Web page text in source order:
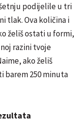
podijelile u tri
tlak. Ova količina i
želiš ostati u formi,
razini tvoje
ako želiš
barem 250 minuta